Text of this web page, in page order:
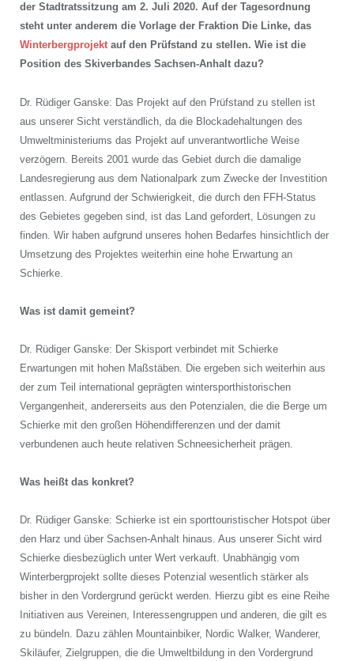
der Stadtratssitzung am 2. Juli 2020. Auf der Tagesordnung
steht unter anderem die Vorlage der Fraktion Die Linke, das
Winterbergprojektauf den Prüfstand zu stellen. Wie ist die
Position des Skiverbandes Sachsen-Anhalt dazu?
Dr. Rüdiger Ganske: Das Projekt auf den Prüfstand zu stellen ist
aus unserer Sicht verständlich, da die Blockadehaltungen des
Umweltministeriums das Projekt auf unverantwortliche Weise
verzögern. Bereits 2001 wurde das Gebiet durch die damalige
Landesregierung aus dem Nationalpark zum Zwecke der Investition
entlassen. Aufgrund der Schwierigkeit, die durch den FFH-Status
des Gebietes gegeben sind, ist das Land gefordert, Lösungen zu
finden. Wir haben aufgrund unseres hohen Bedarfes hinsichtlich der
Umsetzung des Projektes weiterhin eine hohe Erwartung an
Schierke.
Was ist damit gemeint?
Dr. Rüdiger Ganske: Der Skisport verbindet mit Schierke
Erwartungen mit hohen Maßstäben. Die ergeben sich weiterhin aus
der zum Teil international geprägten wintersporthistorischen
Vergangenheit, andererseits aus den Potenzialen, die die Berge um
Schierke mit den großen Höhendifferenzen und der damit
verbundenen auch heute relativen Schneesicherheit prägen.
Was heißt das konkret?
Dr. Rüdiger Ganske: Schierke ist ein sporttouristischer Hotspot über
den Harz und über Sachsen-Anhalt hinaus. Aus unserer Sicht wird
Schierke diesbezüglich unter Wert verkauft. Unabhängig vom
Winterbergprojekt sollte dieses Potenzial wesentlich stärker als
bisher in den Vordergrund gerückt werden. Hierzu gibt es eine Reihe
Initiativen aus Vereinen, Interessengruppen und anderen, die gilt es
zu bündeln. Dazu zählen Mountainbiker, Nordic Walker, Wanderer,
Skiläufer, Zielgruppen, die die Umweltbildung in den Vordergrund